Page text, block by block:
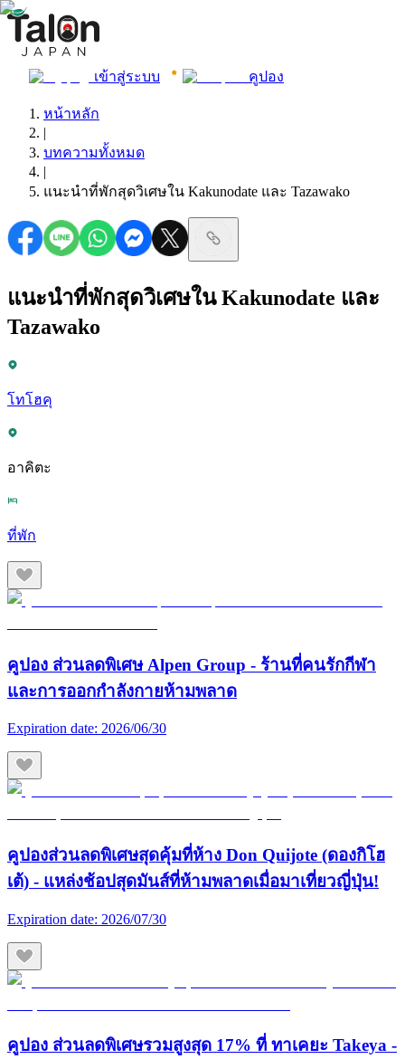
เข้าสู่ระบบ คูปอง
หน้าหลัก
|
บทความทั้งหมด
|
แนะนำที่พักสุดวิเศษใน Kakunodate และ Tazawako
แนะนำที่พักสุดวิเศษใน Kakunodate และ
Tazawako
โทโฮคุ
อาคิตะ
ที่พัก
คูปอง ส่วนลดพิเศษ Alpen Group - ร้านที่คนรักกีฬา
และการออกกำลังกายห้ามพลาด
Expiration date: 2026/06/30
คูปองส่วนลดพิเศษสุดคุ้มที่ห้าง Don Quijote (ดองกิโฮ
เต้) - แหล่งช้อปสุดมันส์ที่ห้ามพลาดเมื่อมาเที่ยวญี่ปุ่น!
Expiration date: 2026/07/30
คูปอง ส่วนลดพิเศษรวมสูงสุด 17% ที่ ทาเคยะ Takeya -